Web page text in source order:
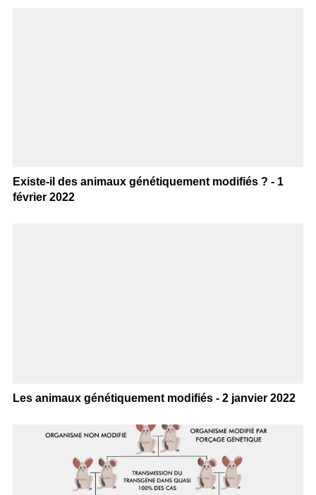
Existe-il des animaux génétiquement modifiés ? - 1
février 2022
Les animaux génétiquement modifiés - 2 janvier 2022